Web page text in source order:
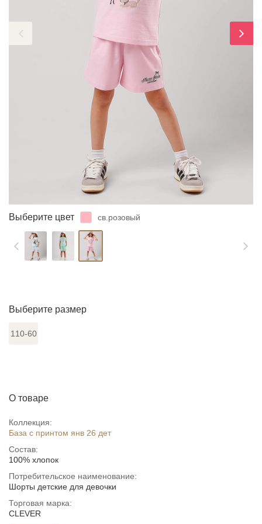
Выберите цвет св.розовый
Выберите размер
110-60
О товаре
Коллекция:
База с принтом янв 26 дет
Состав:
100% хлопок
Потребительское наименование:
Шорты детские для девочки
Торговая марка:
CLEVER